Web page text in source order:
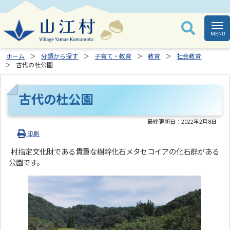
ホーム 分類から探す 子育て・教育 教育
社会教育
古代の杜公園
古代の杜公園
最終更新日：2022年2月8日
印刷
村指定文化財である貴重な樹幹化石メタセコイアの化石群がある
公園です。